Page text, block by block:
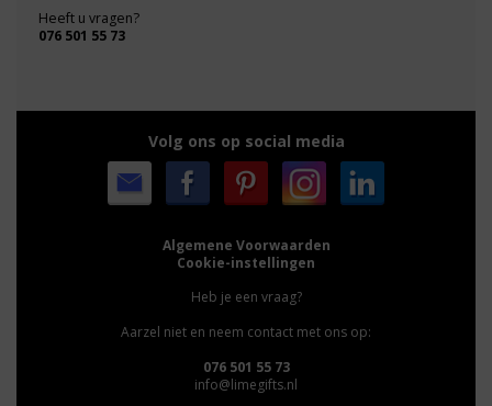
Heeft u vragen?
076 501 55 73
Volg ons op social media
Algemene Voorwaarden
Cookie-instellingen
Heb je een vraag?
Aarzel niet en neem contact met ons op:
076 501 55 73
info@limegifts.nl